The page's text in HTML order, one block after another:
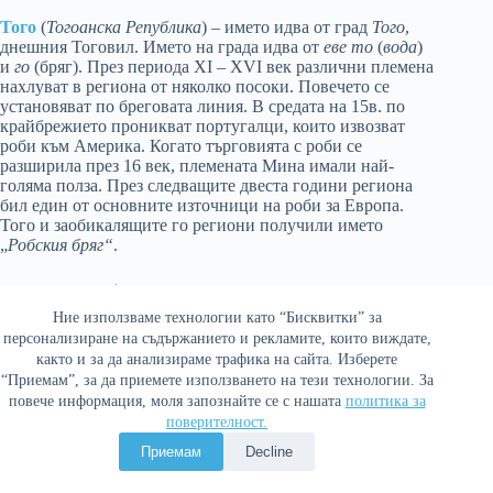
Ние използваме технологии като “Бисквитки” за
персонализиране на съдържанието и рекламите, които виждате,
както и за да анализираме трафика на сайта. Изберете
“Приемам”, за да приемете използването на тези технологии. За
повече информация, моля запознайте се с нашата политика за
поверителност.
Приемам
Decline
Того (Тогоанска Република) – името идва от град Того,
днешния Тоговил. Името на града идва от еве то (вода)
и го (бряг). През периода XI – XVI век различни племена
нахлуват в региона от няколко посоки. Повечето се
установяват по бреговата линия. В средата на 15в. по
крайбрежието проникват португалци, които извозват
роби към Америка. Когато търговията с роби се
разширила през 16 век, племената Мина имали най-
голяма полза. През следващите двеста години региона
бил един от основните източници на роби за Европа.
Того и заобикалящите го региони получили името
„Робския бряг“.
Тунизийска Република
на Тунис– нейната столица. Името на Тунис вероятно
лежиш
“ или „ да си почиваш
„. Съществуват и някои
споменавания в древни римски източници на такива
имена на близките градове катоТуниза (понастоящем Ел
Кала),Тунусуда(понастоящем Сиди Мескине),Тхинисут
(понастоящем Бурегба Бир) иТуниса
Джебел). Тъй като всички тези берберски селища се
намират на римски пътища, те несъмнено са служели за